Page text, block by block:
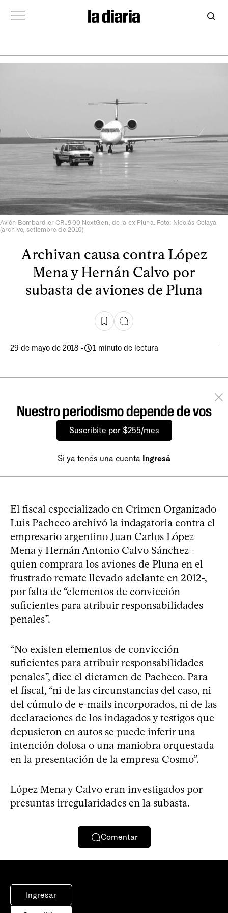
Avión Bombardier CRJ900 NextGen, de la ex Pluna. Foto: Nicolás Celaya
(archivo, setiembre de 2010)
Archivan causa contra López
Mena y Hernán Calvo por
subasta de aviones de Pluna
29 de mayo de 2018 - 1 minuto de lectura
Nuestro periodismo depende de vos
Suscribite por $255/mes
Si ya tenés una cuenta Ingresá
El fiscal especializado en Crimen Organizado
Luis Pacheco archivó la indagatoria contra el
empresario argentino Juan Carlos López
Mena y Hernán Antonio Calvo Sánchez -
quien comprara los aviones de Pluna en el
frustrado remate llevado adelante en 2012-,
por falta de “elementos de convicción
suficientes para atribuir responsabilidades
penales”.
“No existen elementos de convicción
suficientes para atribuir responsabilidades
penales”, dice el dictamen de Pacheco. Para
el fiscal, “ni de las circunstancias del caso, ni
del cúmulo de e-mails incorporados, ni de las
declaraciones de los indagados y testigos que
depusieron en autos se puede inferir una
intención dolosa o una maniobra orquestada
en la presentación de la empresa Cosmo”.
López Mena y Calvo eran investigados por
presuntas irregularidades en la subasta.
Comentar
Ingresar